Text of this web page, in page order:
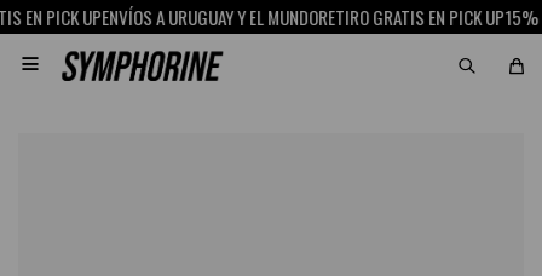
PICK UPENVÍOS A URUGUAY Y EL MUNDORETIRO GRATIS EN PICK UP15%
